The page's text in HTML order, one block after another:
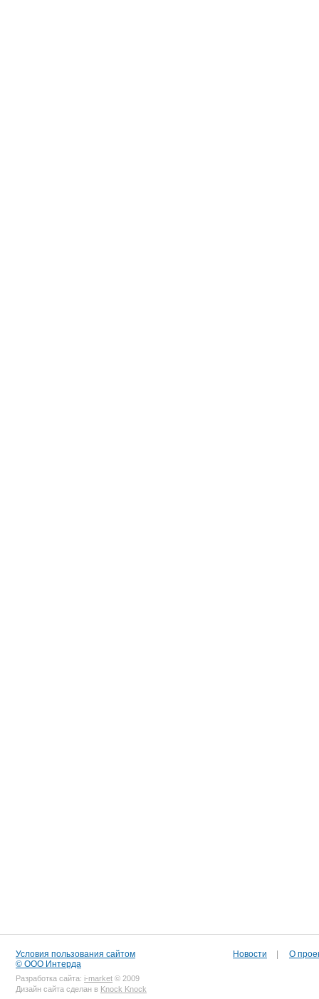
Условия пользования сайтом
© ООО Интерда
Разработка сайта: i-market © 2009
Дизайн сайта сделан в Knock Knock
Новости О